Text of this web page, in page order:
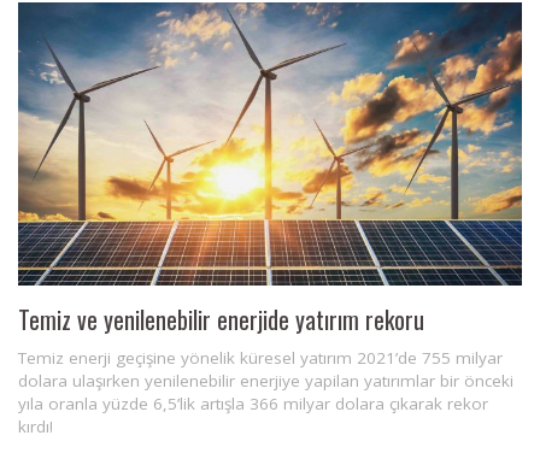
Temiz ve yenilenebilir enerjide yatırım rekoru
Temiz enerji geçişine yönelik küresel yatırım 2021’de 755 milyar
dolara ulaşırken yenilenebilir enerjiye yapilan yatırımlar bir önceki
yıla oranla yüzde 6,5’lik artışla 366 milyar dolara çıkarak rekor
kırdı!